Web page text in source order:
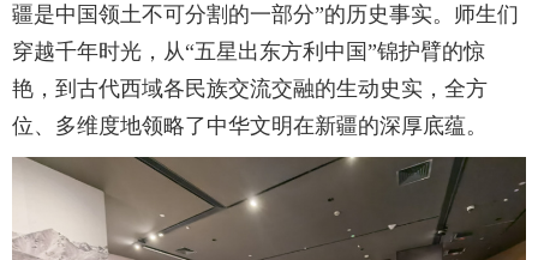
疆是中国领土不可分割的一部分”的历史事实。师生们
穿越千年时光，从“五星出东方利中国”锦护臂的惊
艳，到古代西域各民族交流交融的生动史实，全方
位、多维度地领略了中华文明在新疆的深厚底蕴。